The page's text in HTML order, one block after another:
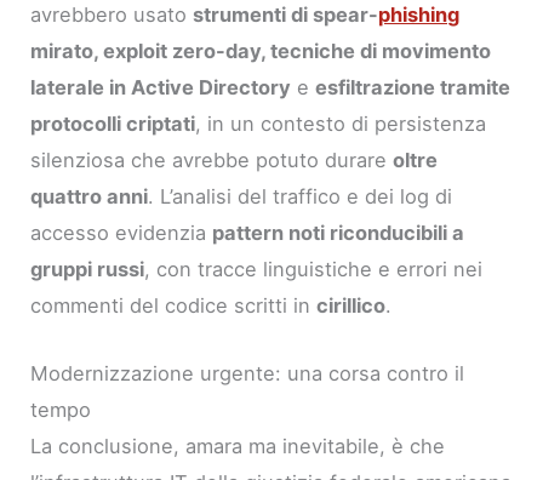
avrebbero usato strumenti di spear-phishing
mirato, exploit zero-day, tecniche di movimento
laterale in Active Directory eesfiltrazione tramite
protocolli criptati, in un contesto di persistenza
silenziosa che avrebbe potuto durareoltre
quattro anni. L’analisi del traffico e dei log di
accesso evidenzia pattern noti riconducibili a
gruppi russi, con tracce linguistiche e errori nei
commenti del codice scritti incirillico.
Modernizzazione urgente: una corsa contro il
tempo
La conclusione, amara ma inevitabile, è che